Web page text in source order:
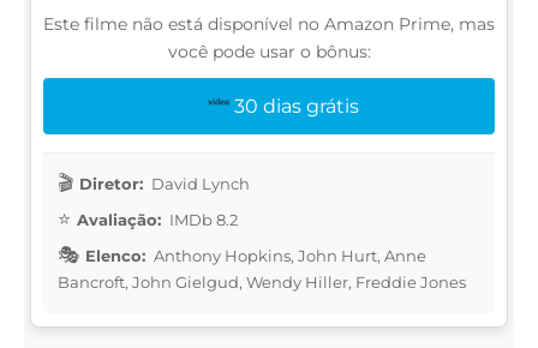
Este filme não está disponível no Amazon Prime, mas
você pode usar o bônus:
30 dias grátis
Diretor: David Lynch
Avaliação: IMDb 8.2
Elenco: Anthony Hopkins, John Hurt, Anne
Bancroft, John Gielgud, Wendy Hiller, Freddie Jones